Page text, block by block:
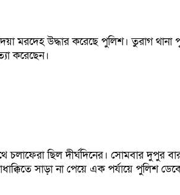
উদ্ধার করেছে পুলিশ। তুরাগ থানা
করেছেন।
ছিল দীর্ঘদিনের। সোমবার দুপুর
সাড়া না পেয়ে এক পর্যায়ে পুলিশ